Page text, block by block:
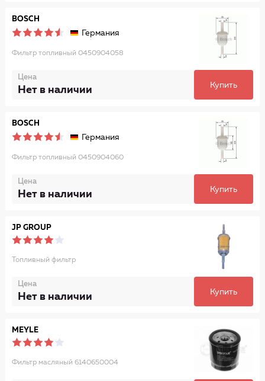
BOSCH
Германия
Фильтр топливный 0450904058
Цена
Нет в наличии Купить
BOSCH
Германия
Фильтр топливный 0450904060
Цена
Нет в наличии Купить
JP GROUP
Топливный фильтр
Цена
Нет в наличии Купить
MEYLE
Фильтр масляный 6140650004